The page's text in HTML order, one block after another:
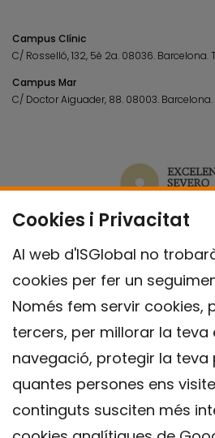
Cookies i Privacitat
Al web d'ISGlobal no
cookies per fer un
Només fem servir cookies,
tercers, per millorar la teva
navegació, protegir la teva
quantes persones ens
continguts susciten més
Campus Clínic
C/ Rosselló, 132, 5è 2a. 08036. Barcelona.
Campus Mar
C/ Doctor Aiguader, 88. 08003. Barcelona.